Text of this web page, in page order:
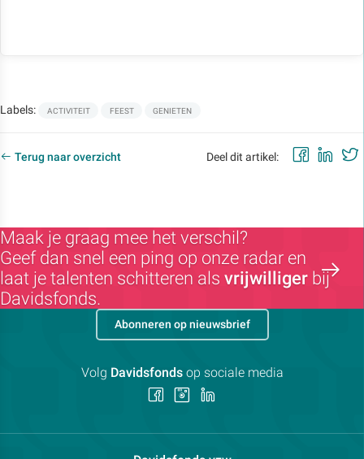
Labels: ACTIVITEIT FEEST GENIETEN
Terug naar overzicht Deel dit artikel:
Maak je graag mee het verschil?
Geef dan snel een ping op onze radar en
laat je talenten schitteren als vrijwilliger bij
Davidsfonds.
Abonneren op nieuwsbrief
Volg Davidsfondsop sociale media
Volg Volg